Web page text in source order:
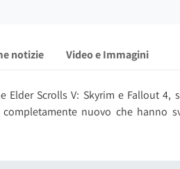
notizie Video e Immagini
Scrolls V: Skyrim e Fallout 4,
nuovo che hanno